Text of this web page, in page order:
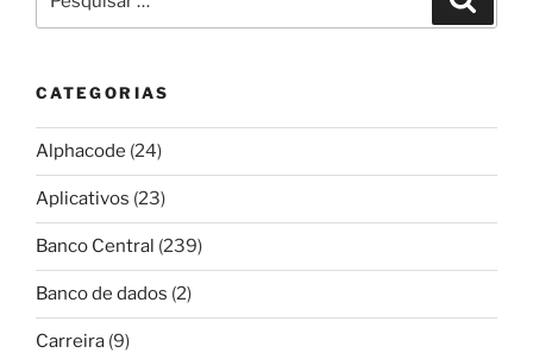
por:
CATEGORIAS
Alphacode (24)
Aplicativos (23)
Banco Central (239)
Banco de dados (2)
Carreira (9)